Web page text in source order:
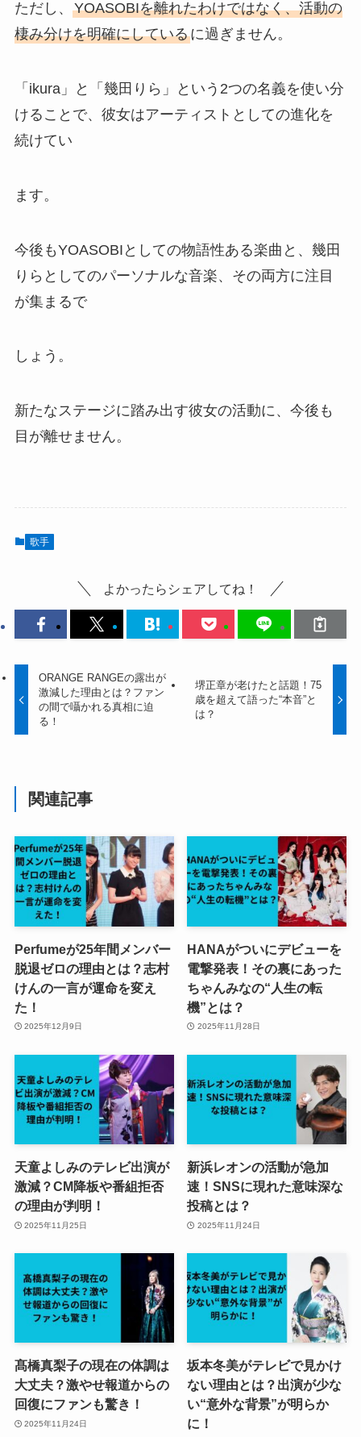
ただし、 YOASOBIを離れたわけではなく、活動の
棲み分けを明確にしているに過ぎません。
「ikura」と「幾田りら」という2つの名義を使い分
けることで、彼女はアーティストとしての進化を
続けてい
ます。
今後もYOASOBIとしての物語性ある楽曲と、幾田
りらとしてのパーソナルな音楽、その両方に注目
が集まるで
しょう。
新たなステージに踏み出す彼女の活動に、今後も
目が離せません。
歌手
よかったらシェアしてね！
ORANGE RANGEの露出が
激減した理由とは？ファン
の間で囁かれる真相に迫
る！
堺正章が老けたと話題！75
歳を超えて語った“本音”と
は？
関連記事
Perfumeが25年間メンバー
脱退ゼロの理由とは？志村
けんの一言が運命を変え
た！
2025年12月9日
HANAがついにデビューを
電撃発表！その裏にあった
ちゃんみなの“人生の転
機”とは？
2025年11月28日
天童よしみのテレビ出演が
激減？CM降板や番組拒否
の理由が判明！
2025年11月25日
新浜レオンの活動が急加
速！SNSに現れた意味深な
投稿とは？
2025年11月24日
髙橋真梨子の現在の体調は
大丈夫？激やせ報道からの
回復にファンも驚き！
2025年11月24日
坂本冬美がテレビで見かけ
ない理由とは？出演が少な
い“意外な背景”が明らか
に！